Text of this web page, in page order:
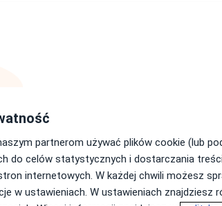
8 Sie 9 Sie 10 Sie 11 Sie
Umawianie online nie jest dostępne
partnerom używać plików cookie (lub
do celów statystycznych i dostarczania
internetowych. W każdej chwili możesz
w ustawieniach. W ustawieniach znajdziesz